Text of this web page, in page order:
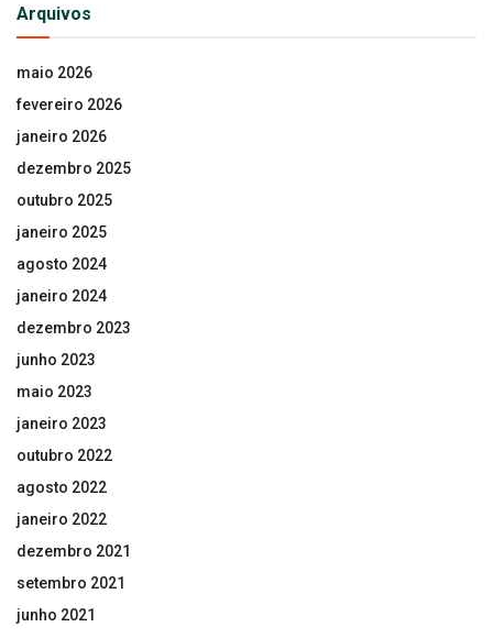
Arquivos
maio 2026
fevereiro 2026
janeiro 2026
dezembro 2025
outubro 2025
janeiro 2025
agosto 2024
janeiro 2024
dezembro 2023
junho 2023
maio 2023
janeiro 2023
outubro 2022
agosto 2022
janeiro 2022
dezembro 2021
setembro 2021
junho 2021